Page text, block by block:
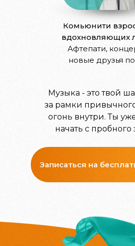
Музыка - это твой
за рамки
огонь внутри. Ты
начать с пробного
Записаться на
Комьюнити
вдохновляющих
Афтепати,
новые друзья